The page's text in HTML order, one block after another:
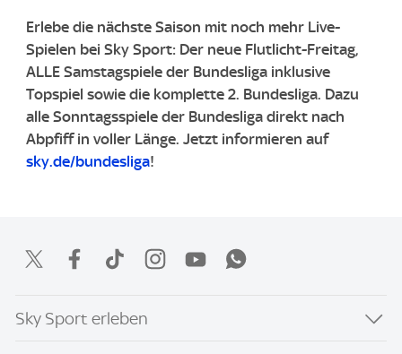
Erlebe die nächste Saison mit noch mehr Live-
Spielen bei Sky Sport: Der neue Flutlicht-Freitag,
ALLE Samstagspiele der Bundesliga inklusive
Topspiel sowie die komplette 2. Bundesliga. ​Dazu
alle Sonntagsspiele der Bundesliga direkt nach
Abpfiff in voller Länge. ​Jetzt informieren auf
sky.de/bundesliga!
Sky Sport erleben